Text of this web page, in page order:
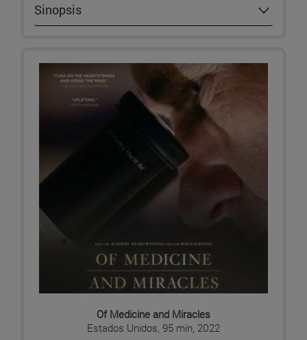
Sinopsis
Of Medicine and Miracles
Estados Unidos, 95 min, 2022